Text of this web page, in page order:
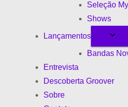
Seleção
Shows
Lançamentos
Bandas
Entrevista
Descoberta Groover
Sobre